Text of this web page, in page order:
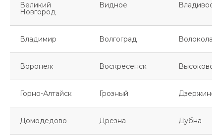
Великий
Новгород
Видное
Владимир Волгоград
Воронеж Воскресенск Высоковск
Горно-Алтайск Грозный
Домодедово Дрезна Дубна